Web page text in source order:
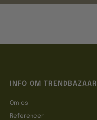
INFO OM TRENDBAZAAR
Om os
Referencer